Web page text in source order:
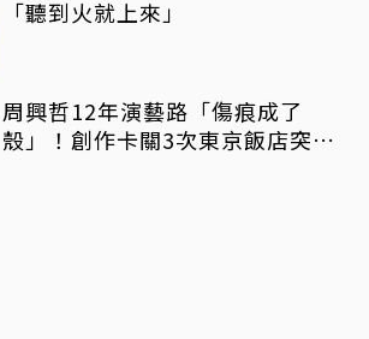
「聽到火就上來」
周興哲12年演藝路「傷痕成了
殼」！創作卡關3次東京飯店突找